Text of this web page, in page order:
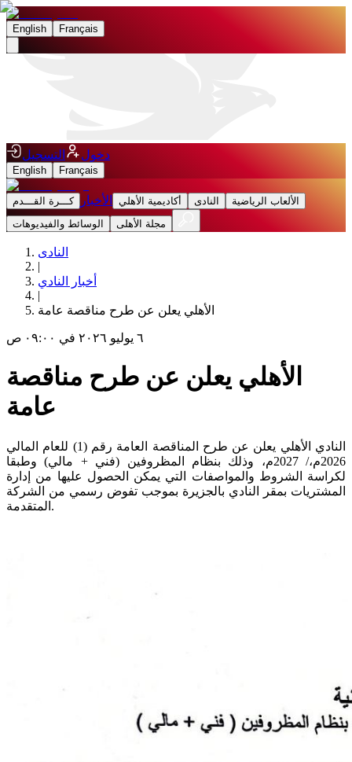
English Français
دخول التسجيل
English Français
كـــرة القـــدم الأخبار أكاديمية الأهلي النادى
الألعاب الرياضية
الوسائط والفيديوهات
مجلة الأهلى
النادى
|
أخبار النادي
|
الأهلي يعلن عن طرح مناقصة عامة
٦ يوليو ٢٠٢٦ في ٠٩:٠٠ ص
الأهلي يعلن عن طرح مناقصة
عامة
النادي الأهلي يعلن عن طرح المناقصة العامة رقم (1) للعام المالي
2026م،/ 2027م، وذلك بنظام المظروفين (فني + مالي) وطبقا
لكراسة الشروط والمواصفات التي يمكن الحصول عليها من إدارة
المشتريات بمقر النادي بالجزيرة بموجب تفوض رسمي من الشركة
المتقدمة.